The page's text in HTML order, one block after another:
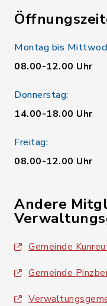
Montag bis
08.00-12.00 Uhr
Donnerstag:
14.00-18.00 Uhr
Freitag:
08.00-12.00 Uhr
Andere
Gemeinde
Gemeinde